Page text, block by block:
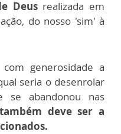
Deusrealizada em
do nosso 'sim' à
generosidade a
seria o desenrolar
se abandonou nas
deve ser a